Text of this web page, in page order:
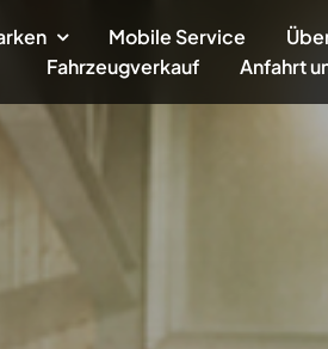
Mobile Service
Fahrzeugverkauf
Anfahrt